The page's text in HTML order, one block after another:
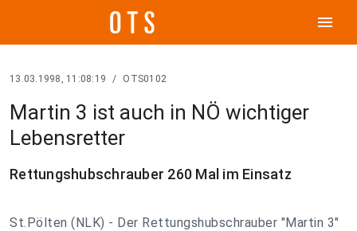
menu
13.03.1998, 11:08:19 / OTS0102
Martin 3 ist auch in NÖ wichtiger
Lebensretter
Rettungshubschrauber 260 Mal im Einsatz
St.Pölten (NLK) - Der Rettungshubschrauber "Martin 3"